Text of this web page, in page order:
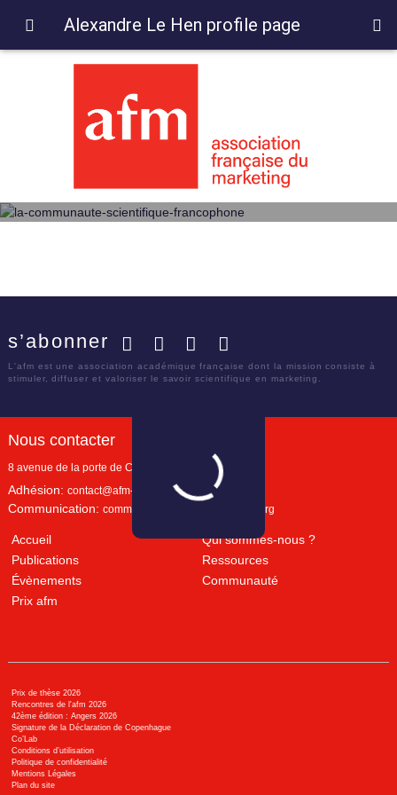
s’abonner
L'afm est une association académique française dont la mission consiste à
stimuler, diffuser et valoriser le savoir scientifique en marketing.
Nous contacter
8 avenue de la porte de Champerret 75017
Adhésion: contact@afm-marketing.org
Communication: communication@afm-marketing.org
Accueil
Qui sommes-nous ?
Publications
Ressources
Évènements
Communauté
Prix afm
Prix de thèse 2026
Rencontres de l'afm 2026
42ème édition : Angers 2026
Signature de la Déclaration de Copenhague
Co’Lab
Conditions d’utilisation
Politique de confidentialité
Mentions Légales
Plan du site
Alexandre Le Hen profile page